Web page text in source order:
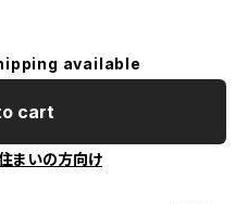
available
cart
まいの方向け